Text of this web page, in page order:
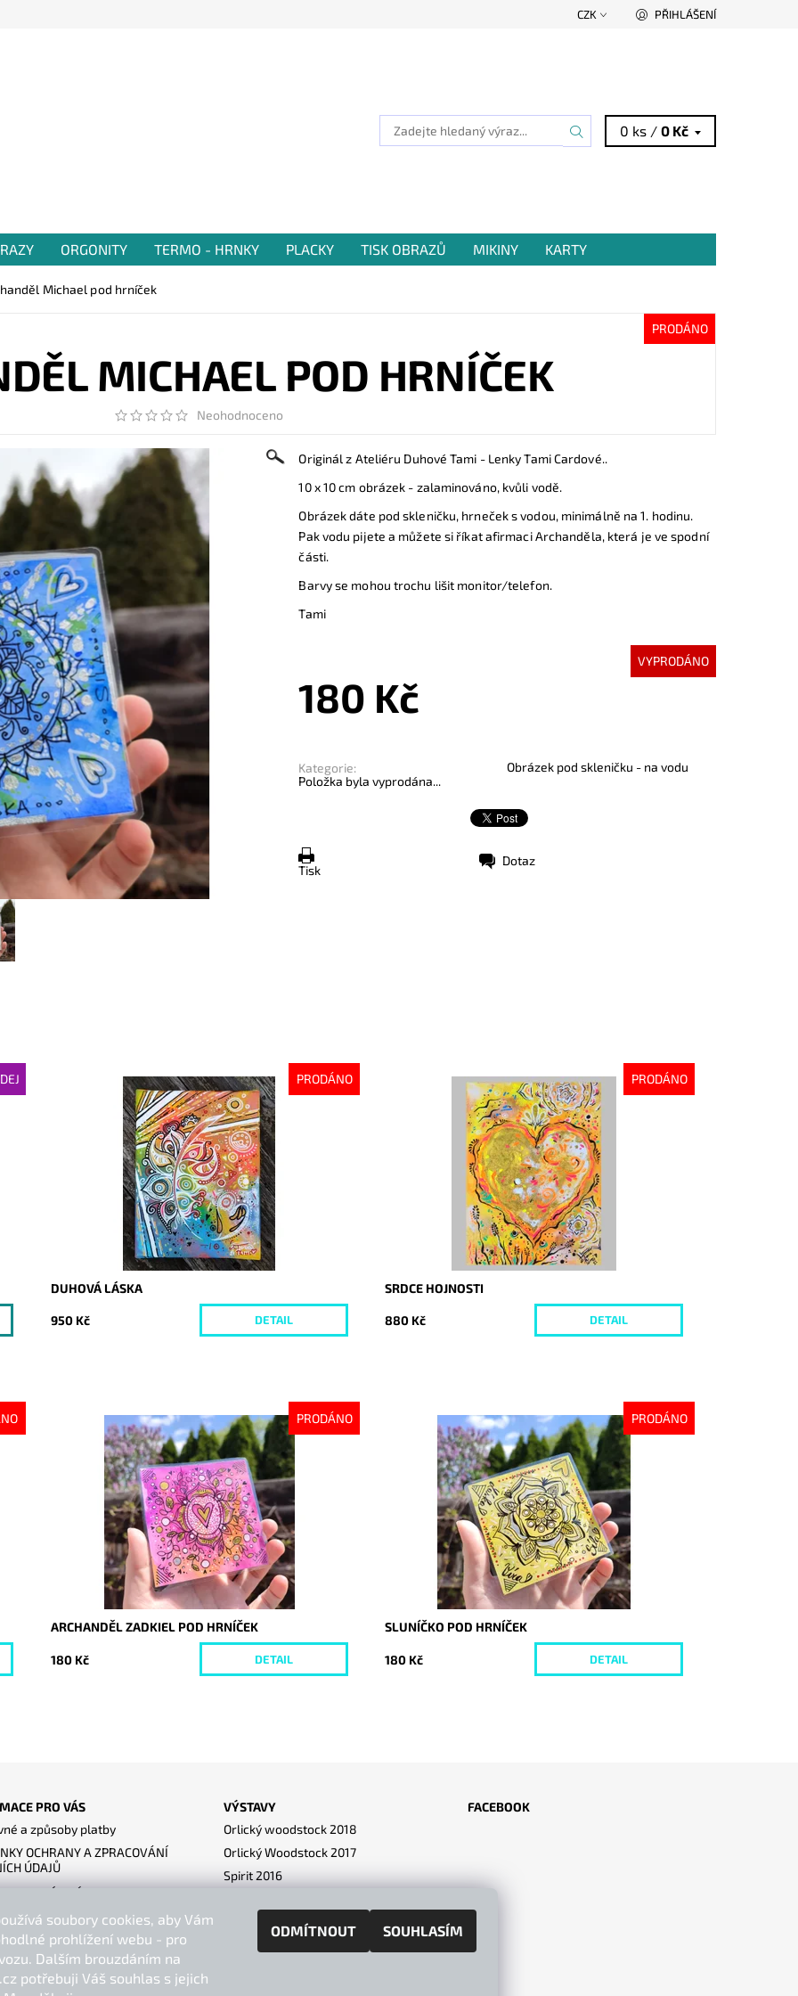
CZK PŘIHLÁŠENÍ
0 ks /0 Kč
ORGONITY TERMO - HRNKY PLACKY TISK OBRAZŮ MIKINY KARTY
Michael pod hrníček
PRODÁNO
MICHAEL POD HRNÍČEK
Neohodnoceno
Originál z Ateliéru Duhové Tami - Lenky Tami Cardové..
10 x 10 cm obrázek - zalaminováno, kvůli vodě.
Obrázek dáte pod skleničku, hrneček s vodou, minimálně na 1. hodinu.
Pak vodu pijete a můžete si říkat afirmaci Archanděla, která je ve spodní
části.
Barvy se mohou trochu lišit monitor/telefon.
Tami
VYPRODÁNO
180 Kč
Kategorie:
Obrázek pod skleničku - na vodu
Položka byla vyprodána...
Tisk
Dotaz
PRODÁNO
Vyprodáno
5210
DUHOVÁ LÁSKA
950 Kč DETAIL
PRODÁNO
Vyprodáno
5879
SRDCE HOJNOSTI
880 Kč DETAIL
PRODÁNO
Dostupnost:
Vyprodáno
6455
ARCHANDĚL ZADKIEL POD HRNÍČEK
180 Kč DETAIL
PRODÁNO
Dostupnost:
Vyprodáno
6456
SLUNÍČKO POD HRNÍČEK
180 Kč DETAIL
PRO VÁS
a způsoby platby
OCHRANY A ZPRACOVÁNÍ
ÚDAJŮ
a vrácení
podmínky
FORMULÁŘ PRO
OD SMLOUVY
VÝSTAVY
Orlický woodstock 2018
Orlický Woodstock 2017
Spirit 2016
Pub blik um - Diváky 2017
FACEBOOK
soubory cookies, aby Vám
prohlížení webu - pro
Dalším brouzdáním na
potřebuji Váš souhlas s jejich
ODMÍTNOUT SOUHLASÍM